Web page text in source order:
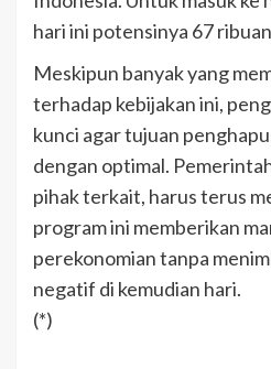
hari ini potensinya 67
Meskipun banyak yang
terhadap kebijakan ini,
kunci agar tujuan
dengan optimal.
pihak terkait, harus terus
program ini memberikan
perekonomian tanpa
negatif di kemudian hari.
(*)